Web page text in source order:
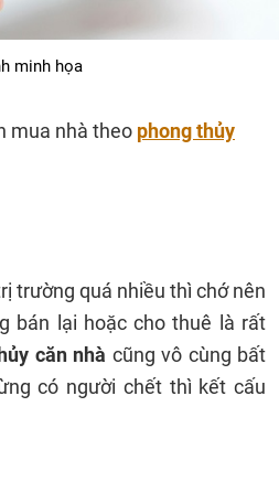
minh họa
mua nhà theo phong thủy
trường quá nhiều thì chớ nên
bán lại hoặc cho thuê là rất
căn nhà cũng vô cùng bất
có người chết thì kết cấu